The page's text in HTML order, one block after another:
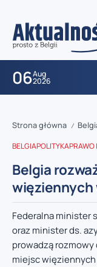
06Aug
2026
Strona główna /
BELGIAPOLITYKAPRAWO
Belgia
więziennych
Federalna minister
oraz minister ds.
prowadzą
miejsc